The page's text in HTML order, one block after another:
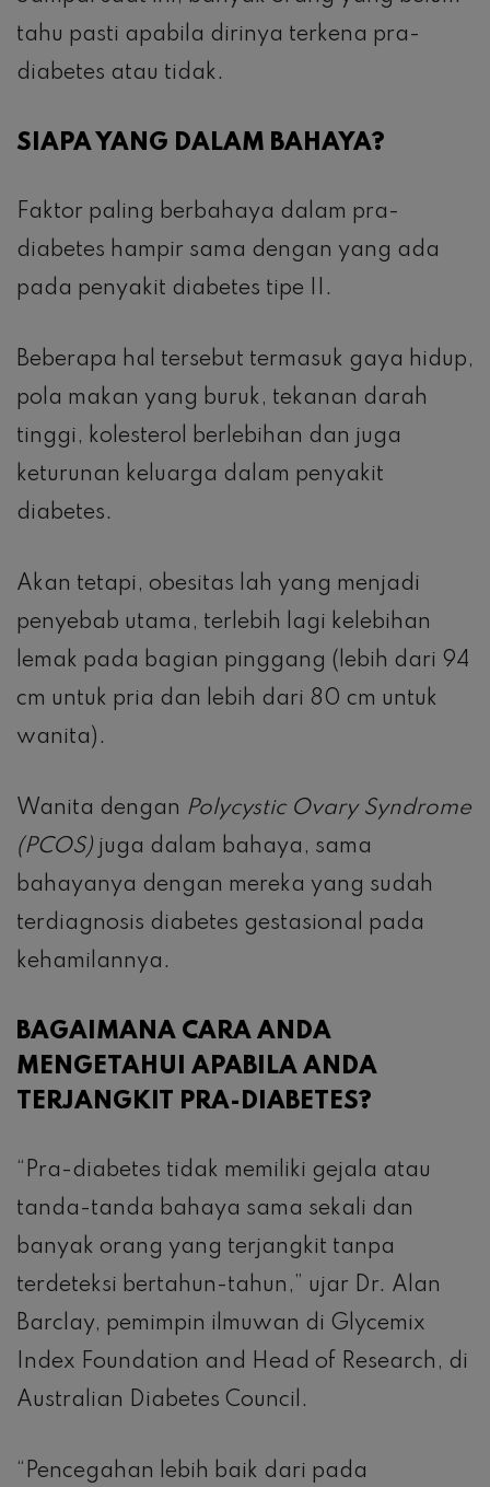
tahu pasti apabila dirinya terkena pra-
diabetes atau tidak.
SIAPA YANG DALAM BAHAYA?
Faktor paling berbahaya dalam pra-
diabetes hampir sama dengan yang ada
pada penyakit diabetes tipe II.
Beberapa hal tersebut termasuk gaya hidup,
pola makan yang buruk, tekanan darah
tinggi, kolesterol berlebihan dan juga
keturunan keluarga dalam penyakit
diabetes.
Akan tetapi, obesitas lah yang menjadi
penyebab utama, terlebih lagi kelebihan
lemak pada bagian pinggang (lebih dari 94
cm untuk pria dan lebih dari 80 cm untuk
wanita).
Wanita dengan Polycystic Ovary Syndrome
(PCOS) juga dalam bahaya, sama
bahayanya dengan mereka yang sudah
terdiagnosis diabetes gestasional pada
kehamilannya.
BAGAIMANA CARA ANDA
MENGETAHUI APABILA ANDA
TERJANGKIT PRA-DIABETES?
“Pra-diabetes tidak memiliki gejala atau
tanda-tanda bahaya sama sekali dan
banyak orang yang terjangkit tanpa
terdeteksi bertahun-tahun,” ujar Dr. Alan
Barclay, pemimpin ilmuwan di Glycemix
Index Foundation and Head of Research, di
Australian Diabetes Council.
“Pencegahan lebih baik dari pada